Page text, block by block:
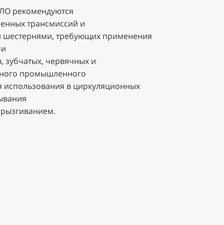
рекомендуются
трансмиссий и
шестернями, требующих применения
зубчатых, червячных и
промышленного
использования в циркуляционных